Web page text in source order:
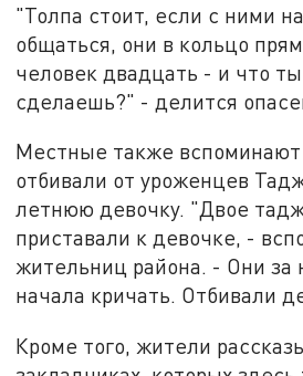
"Толпа стоит, если с ними
общаться, они в кольцо
человек двадцать - и что
сделаешь?" - делится
Местные также вспоминают
отбивали от уроженцев
летнюю девочку. "Двое
приставали к девочке, -
жительниц района. - Они за
начала кричать. Отбивали
Кроме того, жители